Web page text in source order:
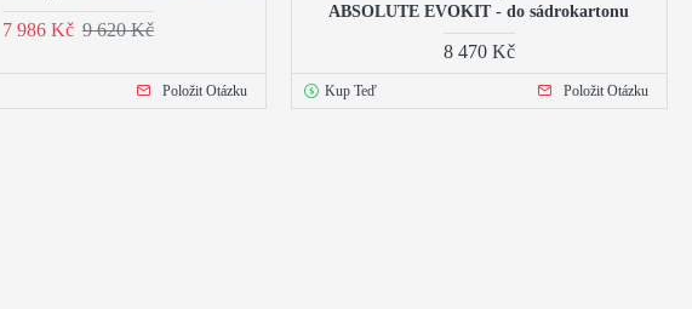
7 986 Kč 9 620 Kč
Položit Otázku
ABSOLUTE EVOKIT - do sádrokartonu
8 470 Kč
Kup Teď Položit Otázku